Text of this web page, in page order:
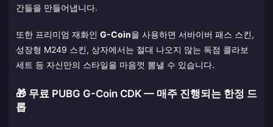
간들을 만들어냅니다.
또한 프리미엄 재화인 G-Coin을 사용하면 서바이버 패스 스킨,
성장형 M249 스킨, 상자에서는 절대 나오지 않는 독점 콜라보
세트 등 자신만의 스타일을 마음껏 뽐낼 수 있습니다.
🎁 무료 PUBG G-Coin CDK — 매주 진행되는 한정 드
롭